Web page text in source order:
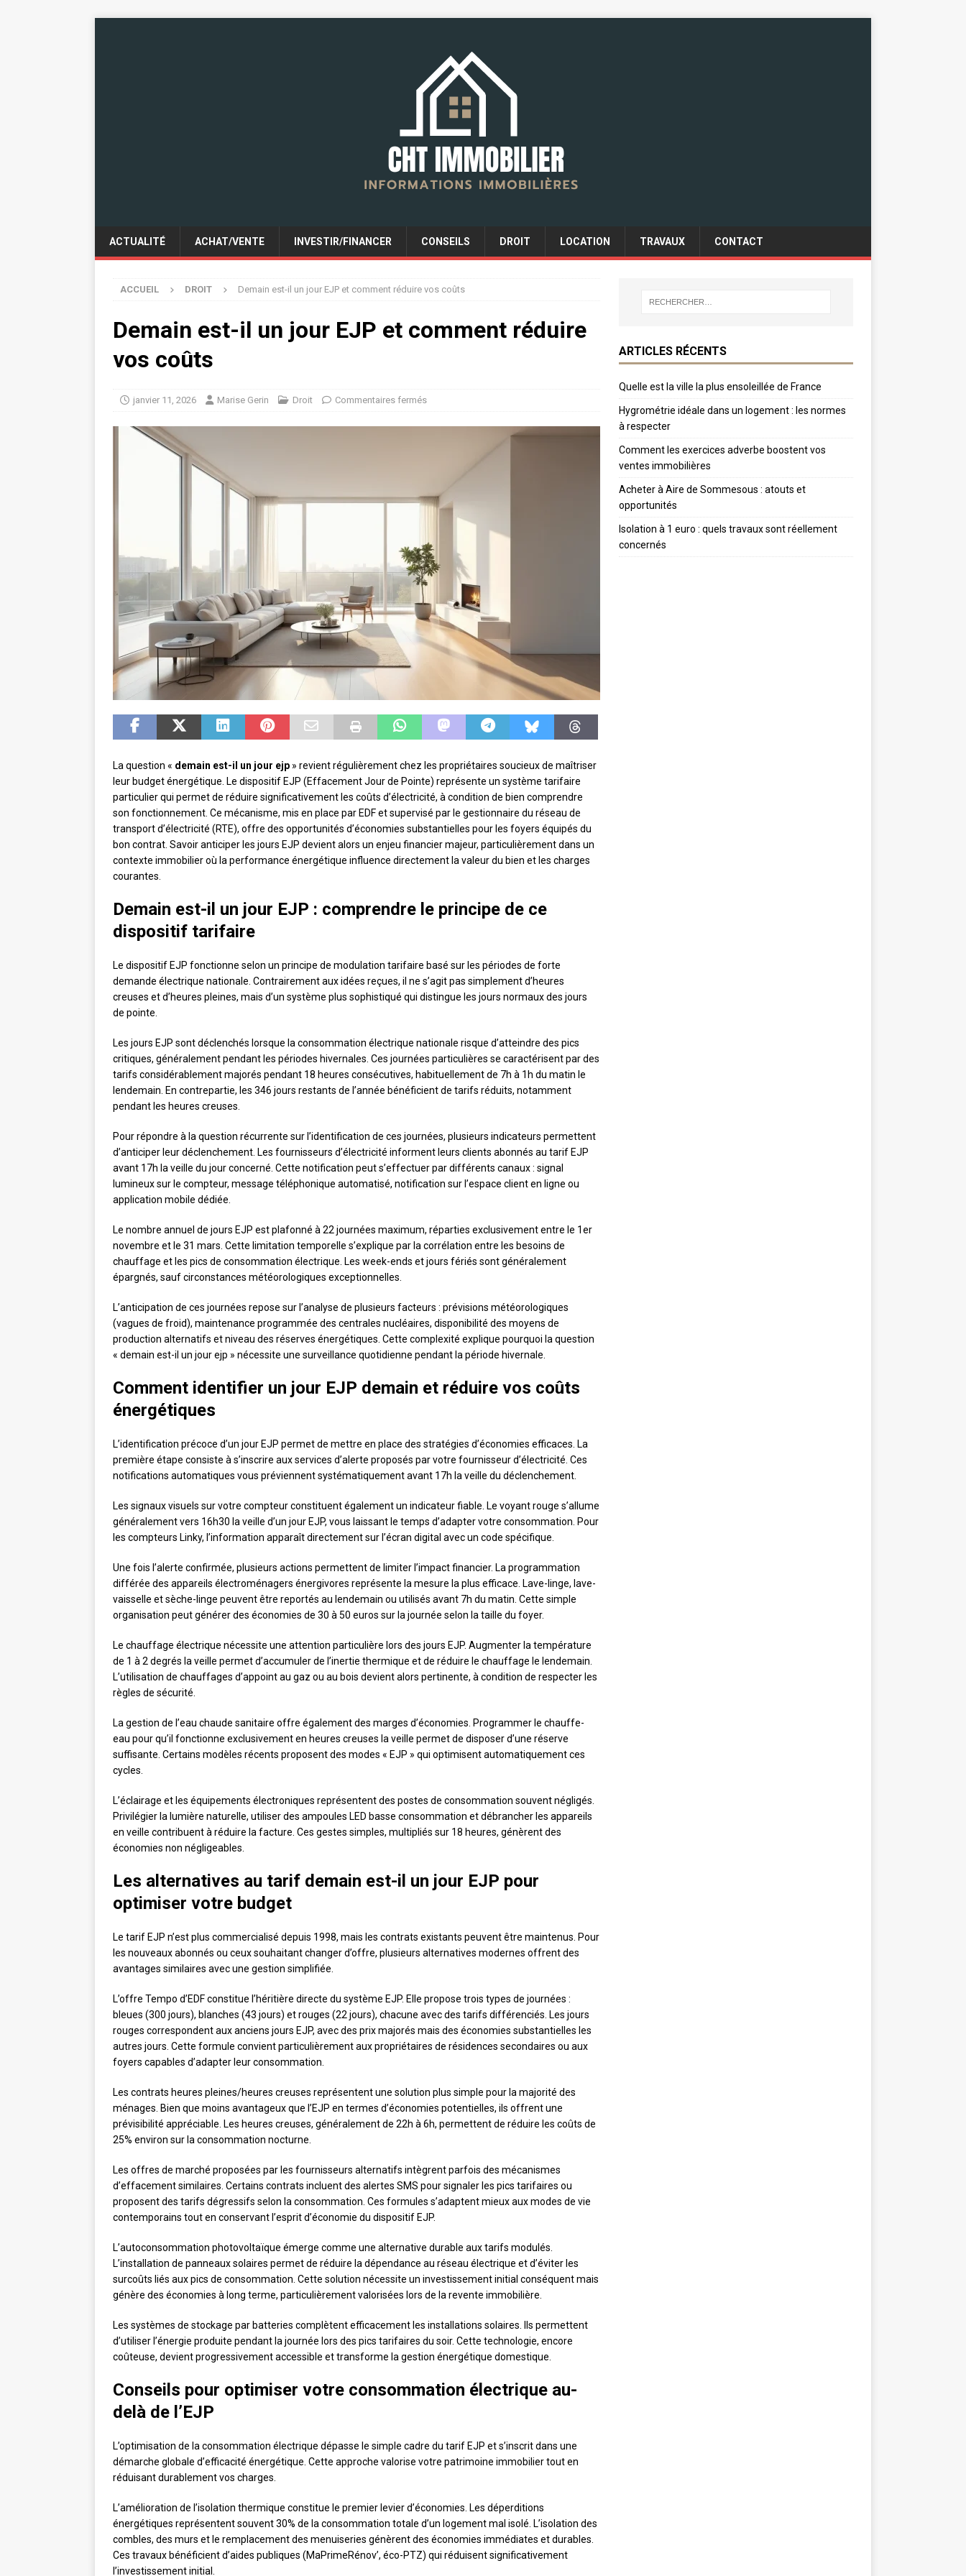
ACTUALITÉ ACHAT/VENTE INVESTIR/FINANCER CONSEILS DROIT LOCATION TRAVAUX CONTACT
ACCUEIL DROIT Demain est-il un jour EJP et comment réduire vos coûts
Demain est-il un jour EJP et comment réduire
vos coûts
janvier 11, 2026 Marise Gerin Droit Commentaires fermés
La question « demain est-il un jour ejp » revient régulièrement chez les propriétaires soucieux de maîtriser
leur budget énergétique. Le dispositif EJP (Effacement Jour de Pointe) représente un système tarifaire
particulier qui permet de réduire significativement les coûts d’électricité, à condition de bien comprendre
son fonctionnement. Ce mécanisme, mis en place par EDF et supervisé par le gestionnaire du réseau de
transport d’électricité (RTE), offre des opportunités d’économies substantielles pour les foyers équipés du
bon contrat. Savoir anticiper les jours EJP devient alors un enjeu financier majeur, particulièrement dans un
contexte immobilier où la performance énergétique influence directement la valeur du bien et les charges
courantes.
Demain est-il un jour EJP : comprendre le principe de ce
dispositif tarifaire
Le dispositif EJP fonctionne selon un principe de modulation tarifaire basé sur les périodes de forte
demande électrique nationale. Contrairement aux idées reçues, il ne s’agit pas simplement d’heures
creuses et d’heures pleines, mais d’un système plus sophistiqué qui distingue les jours normaux des jours
de pointe.
Les jours EJP sont déclenchés lorsque la consommation électrique nationale risque d’atteindre des pics
critiques, généralement pendant les périodes hivernales. Ces journées particulières se caractérisent par des
tarifs considérablement majorés pendant 18 heures consécutives, habituellement de 7h à 1h du matin le
lendemain. En contrepartie, les 346 jours restants de l’année bénéficient de tarifs réduits, notamment
pendant les heures creuses.
Pour répondre à la question récurrente sur l’identification de ces journées, plusieurs indicateurs permettent
d’anticiper leur déclenchement. Les fournisseurs d’électricité informent leurs clients abonnés au tarif EJP
avant 17h la veille du jour concerné. Cette notification peut s’effectuer par différents canaux : signal
lumineux sur le compteur, message téléphonique automatisé, notification sur l’espace client en ligne ou
application mobile dédiée.
Le nombre annuel de jours EJP est plafonné à 22 journées maximum, réparties exclusivement entre le 1er
novembre et le 31 mars. Cette limitation temporelle s’explique par la corrélation entre les besoins de
chauffage et les pics de consommation électrique. Les week-ends et jours fériés sont généralement
épargnés, sauf circonstances météorologiques exceptionnelles.
L’anticipation de ces journées repose sur l’analyse de plusieurs facteurs : prévisions météorologiques
(vagues de froid), maintenance programmée des centrales nucléaires, disponibilité des moyens de
production alternatifs et niveau des réserves énergétiques. Cette complexité explique pourquoi la question
« demain est-il un jour ejp » nécessite une surveillance quotidienne pendant la période hivernale.
Comment identifier un jour EJP demain et réduire vos coûts
énergétiques
L’identification précoce d’un jour EJP permet de mettre en place des stratégies d’économies efficaces. La
première étape consiste à s’inscrire aux services d’alerte proposés par votre fournisseur d’électricité. Ces
notifications automatiques vous préviennent systématiquement avant 17h la veille du déclenchement.
Les signaux visuels sur votre compteur constituent également un indicateur fiable. Le voyant rouge s’allume
généralement vers 16h30 la veille d’un jour EJP, vous laissant le temps d’adapter votre consommation. Pour
les compteurs Linky, l’information apparaît directement sur l’écran digital avec un code spécifique.
Une fois l’alerte confirmée, plusieurs actions permettent de limiter l’impact financier. La programmation
différée des appareils électroménagers énergivores représente la mesure la plus efficace. Lave-linge, lave-
vaisselle et sèche-linge peuvent être reportés au lendemain ou utilisés avant 7h du matin. Cette simple
organisation peut générer des économies de 30 à 50 euros sur la journée selon la taille du foyer.
Le chauffage électrique nécessite une attention particulière lors des jours EJP. Augmenter la température
de 1 à 2 degrés la veille permet d’accumuler de l’inertie thermique et de réduire le chauffage le lendemain.
L’utilisation de chauffages d’appoint au gaz ou au bois devient alors pertinente, à condition de respecter les
règles de sécurité.
La gestion de l’eau chaude sanitaire offre également des marges d’économies. Programmer le chauffe-
eau pour qu’il fonctionne exclusivement en heures creuses la veille permet de disposer d’une réserve
suffisante. Certains modèles récents proposent des modes « EJP » qui optimisent automatiquement ces
cycles.
L’éclairage et les équipements électroniques représentent des postes de consommation souvent négligés.
Privilégier la lumière naturelle, utiliser des ampoules LED basse consommation et débrancher les appareils
en veille contribuent à réduire la facture. Ces gestes simples, multipliés sur 18 heures, génèrent des
économies non négligeables.
Les alternatives au tarif demain est-il un jour EJP pour
optimiser votre budget
Le tarif EJP n’est plus commercialisé depuis 1998, mais les contrats existants peuvent être maintenus. Pour
les nouveaux abonnés ou ceux souhaitant changer d’offre, plusieurs alternatives modernes offrent des
avantages similaires avec une gestion simplifiée.
L’offre Tempo d’EDF constitue l’héritière directe du système EJP. Elle propose trois types de journées :
bleues (300 jours), blanches (43 jours) et rouges (22 jours), chacune avec des tarifs différenciés. Les jours
rouges correspondent aux anciens jours EJP, avec des prix majorés mais des économies substantielles les
autres jours. Cette formule convient particulièrement aux propriétaires de résidences secondaires ou aux
foyers capables d’adapter leur consommation.
Les contrats heures pleines/heures creuses représentent une solution plus simple pour la majorité des
ménages. Bien que moins avantageux que l’EJP en termes d’économies potentielles, ils offrent une
prévisibilité appréciable. Les heures creuses, généralement de 22h à 6h, permettent de réduire les coûts de
25% environ sur la consommation nocturne.
Les offres de marché proposées par les fournisseurs alternatifs intègrent parfois des mécanismes
d’effacement similaires. Certains contrats incluent des alertes SMS pour signaler les pics tarifaires ou
proposent des tarifs dégressifs selon la consommation. Ces formules s’adaptent mieux aux modes de vie
contemporains tout en conservant l’esprit d’économie du dispositif EJP.
L’autoconsommation photovoltaïque émerge comme une alternative durable aux tarifs modulés.
L’installation de panneaux solaires permet de réduire la dépendance au réseau électrique et d’éviter les
surcoûts liés aux pics de consommation. Cette solution nécessite un investissement initial conséquent mais
génère des économies à long terme, particulièrement valorisées lors de la revente immobilière.
Les systèmes de stockage par batteries complètent efficacement les installations solaires. Ils permettent
d’utiliser l’énergie produite pendant la journée lors des pics tarifaires du soir. Cette technologie, encore
coûteuse, devient progressivement accessible et transforme la gestion énergétique domestique.
Conseils pour optimiser votre consommation électrique au-
delà de l’EJP
L’optimisation de la consommation électrique dépasse le simple cadre du tarif EJP et s’inscrit dans une
démarche globale d’efficacité énergétique. Cette approche valorise votre patrimoine immobilier tout en
réduisant durablement vos charges.
L’amélioration de l’isolation thermique constitue le premier levier d’économies. Les déperditions
énergétiques représentent souvent 30% de la consommation totale d’un logement mal isolé. L’isolation des
combles, des murs et le remplacement des menuiseries génèrent des économies immédiates et durables.
Ces travaux bénéficient d’aides publiques (MaPrimeRénov’, éco-PTZ) qui réduisent significativement
l’investissement initial.
ARTICLES RÉCENTS
Quelle est la ville la plus ensoleillée de France
Hygrométrie idéale dans un logement : les normes
à respecter
Comment les exercices adverbe boostent vos
ventes immobilières
Acheter à Aire de Sommesous : atouts et
opportunités
Isolation à 1 euro : quels travaux sont réellement
concernés